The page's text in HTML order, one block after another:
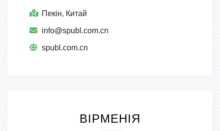
Пекін, Китай
info@spubl.com.cn
spubl.com.cn
ВІРМЕНІЯ